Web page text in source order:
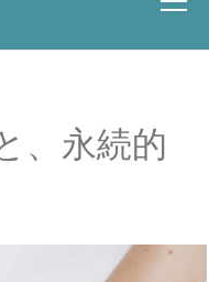
、永続的